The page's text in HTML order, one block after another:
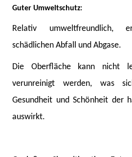
Guter Umweltschutz:
Relativ umweltfreundlich,
schädlichen Abfall und Abgase.
Die Oberfläche kann nicht
verunreinigt werden, was
Gesundheit und Schönheit der
auswirkt.